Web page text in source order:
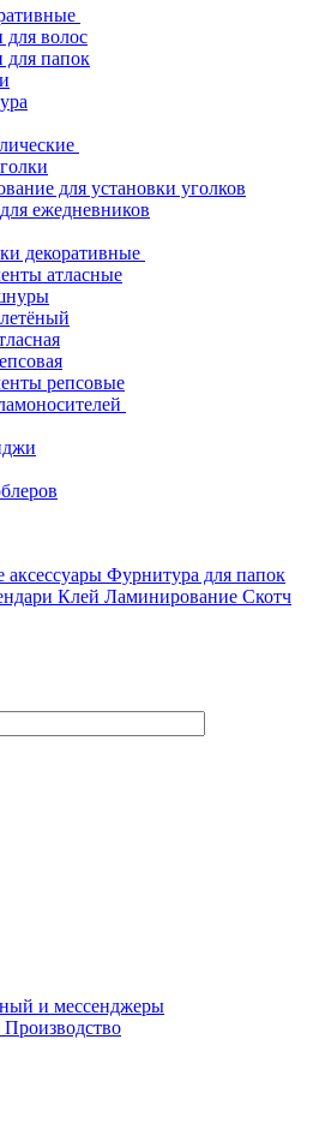
для волос
для папок
для установки уголков
ежедневников
декоративные
атласные
репсовые
аксессуары Фурнитура для папок
Клей Ламинирование Скотч
и мессенджеры